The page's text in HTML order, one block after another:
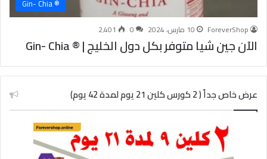
® Gin- Chia
ForeverShop 10 مارس، 2024 0 2٬401
الآن جين شيا متوفر بكل دول الخليج | ® Gin- Chia
عرض خاص جداً ( 2 كورس كلين 21 يوم لمدة 42 يوم)